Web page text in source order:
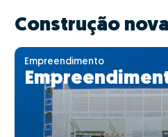
Construção
Empreendimento